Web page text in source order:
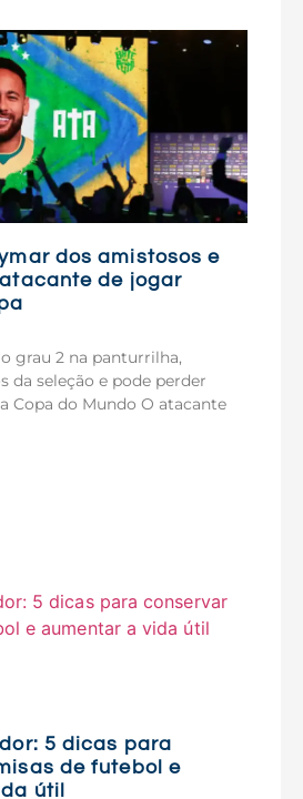
dos amistosos e
de jogar
grau 2 na panturrilha,
da seleção e pode perder
Copa do Mundo O atacante
5 dicas para
de futebol e
útil